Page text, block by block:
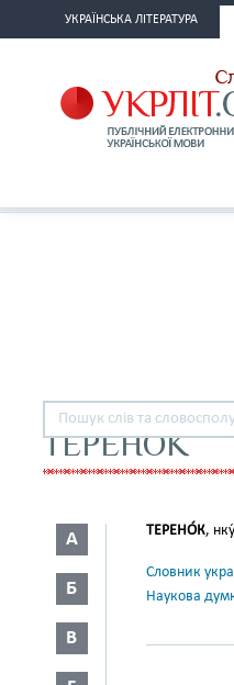
УКРАЇНСЬКА ЛІТЕРАТУРА
ТЕРЕНОК
А
Б
В
ТЕРЕНО́К,
Словник
Наукова